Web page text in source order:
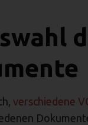
verschiedene